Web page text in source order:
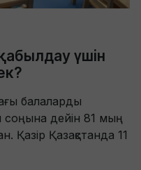
үшін
балаларды
соңына дейін 81 мың
Қазақстанда 11